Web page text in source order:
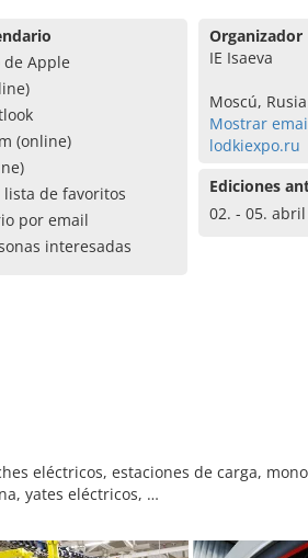
Apple
(online)
de favoritos
por email
interesadas
Organizador
IE Isaeva
Moscú, Rusia
Mostrar
lodkiexpo.ru
Ediciones
02. - 05.
eléctricos, estaciones de carga,
yates eléctricos, …